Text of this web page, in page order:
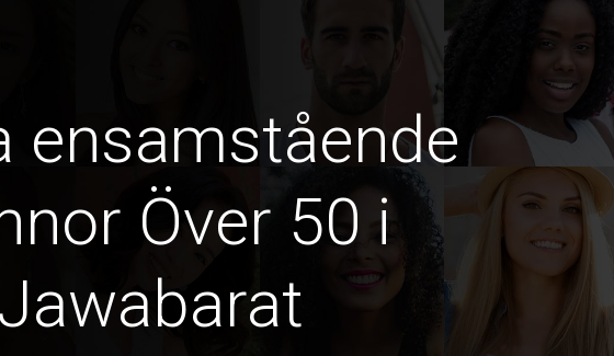
ensamstående
Över 50 i
Jawabarat